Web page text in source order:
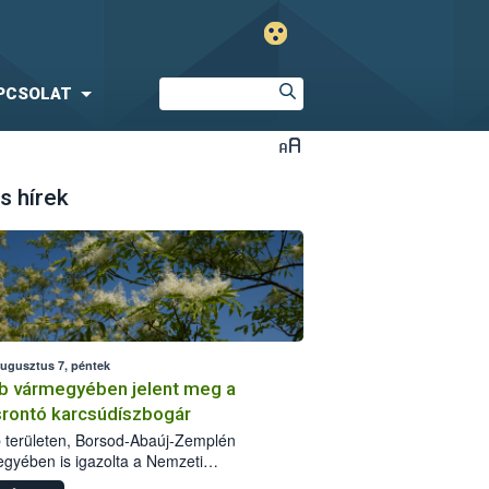
hírek
7, péntek
vármegyében jelent meg a
karcsúdíszbogár
területen, Borsod-Abaúj-Zemplén
is igazolta a Nemzeti
biztonsági Hivatal (Nébih) a